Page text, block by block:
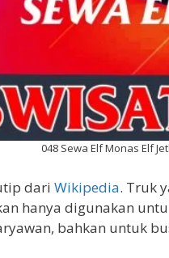
048 Sewa Elf Monas Elf
dari Wikipedia. Truk
hanya digunakan
bahkan untuk